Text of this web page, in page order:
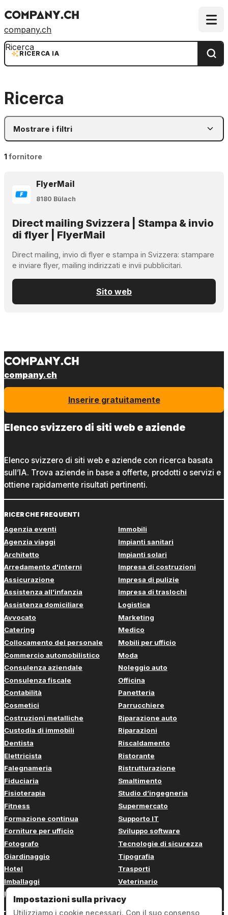
company.ch
RICERCA IA
Ricerca
Ricerca
Mostrare i filtri
1fornitore
FlyerMail
8180 Bülach
Direct mailing Svizzera | Stampa & invio
di flyer | FlyerMail
Direct mailing, invio di flyer e stampa in Svizzera: stampare
e inviare flyer, mailing indirizzati e invii pubblicitari.
Sito web
company.ch
Inserire gratuitamente
Elenco svizzero di siti web e aziende
Elenco svizzero di siti web e aziende con ricerca basata
sull’IA. Trova aziende in base a offerte, prodotti o servizi e
ottiene rapidamente risultati pertinenti.
RICERCHE FREQUENTI
Agenzia eventi
Agenzia viaggi
Architetto
Arredamento d'interni
Assicurazione
Assistenza all’infanzia
Assistenza domiciliare
Avvocato
Catering
Collocamento del personale
Commercio automobilistico
Consulenza aziendale
Consulenza fiscale
Contabilità
Cosmetici
Costruzioni metalliche
Custodia di immobili
Dentista
Elettricista
Falegnameria
Fiduciaria
Fisioterapia
Fitness
Formazione continua
Forniture per ufficio
Fotografo
Giardinaggio
Hotel
Imballaggi
Imbianchino
Immobili
Impianti sanitari
Impianti solari
Impresa di costruzioni
Impresa di pulizie
Impresa di traslochi
Logistica
Marketing
Medico
Mobili per ufficio
Moda
Noleggio auto
Officina
Panetteria
Parrucchiere
Riparazione auto
Riparazioni
Riscaldamento
Ristorante
Ristrutturazione
Smaltimento
Studio d’ingegneria
Supermercato
Supporto IT
Sviluppo software
Tecnologie di sicurezza
Tipografia
Trasporti
Veterinario
Impostazioni sulla privacy
Utilizziamo i cookie necessari. Con il suo consenso,